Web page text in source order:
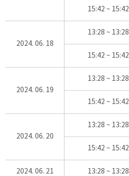
15:42 ~ 15:42
2024. 06. 18
13:28 ~ 13:28
15:42 ~ 15:42
2024. 06. 19
13:28 ~ 13:28
15:42 ~ 15:42
2024. 06. 20
13:28 ~ 13:28
15:42 ~ 15:42
2024. 06. 21 13:28 ~ 13:28